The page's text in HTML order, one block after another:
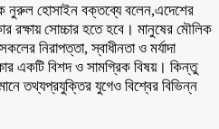
নুরুল হোসাইন বক্তব্যে বলেন,এদেশের
রক্ষায় সোচ্চার হতে হবে। মানুষের মৌলিক
নিরাপত্তা, স্বাধীনতা ও মর্যাদা
একটি বিশদ ও সামগ্রিক বিষয়। কিন্তু
তথ্যপ্রযুক্তির যুগেও বিশ্বের বিভিন্ন